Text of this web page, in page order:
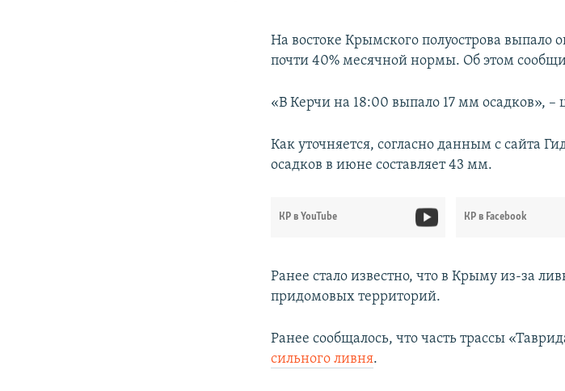
На востоке Крымского полуострова выпало
почти 40% месячной нормы. Об этом
«В Керчи на 18:00 выпало 17 мм осадков», –
Как уточняется, согласно данным с сайта
осадков в июне составляет 43 мм.
КР в YouTube КР в Facebook
Ранее стало известно, что в Крыму из-за
придомовых территорий.
Ранее сообщалось, что часть трассы
сильного ливня.